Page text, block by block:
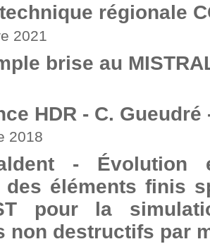
régionale
2021
brise au
HDR - C.
2018
-
des éléments finis
pour la
non destructifs par